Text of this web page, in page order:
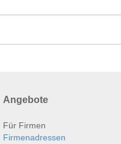
Angebote
Für Firmen
Firmenadressen